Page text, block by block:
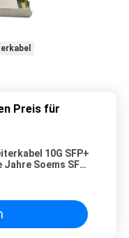
Preis für
10G SFP+
Jahre Soems SFP-